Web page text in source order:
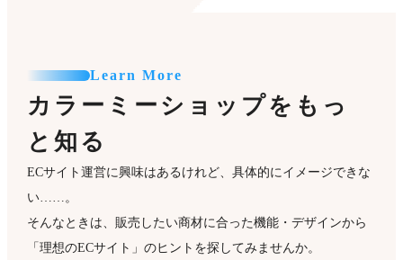
Learn More
カラーミーショップをもっ
と知る
ECサイト運営に興味はあるけれど、具体的にイメージできな
い……。
そんなときは、販売したい商材に合った機能・デザインから
「理想のECサイト」のヒントを探してみませんか。